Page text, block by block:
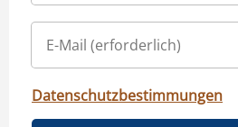
Datenschutzbestimmungen